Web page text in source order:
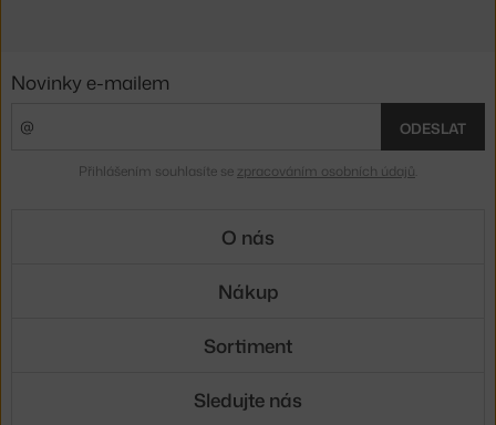
Novinky e-mailem
ODESLAT
Přihlášením souhlasíte se zpracováním osobních údajů
O nás
Nákup
Sortiment
Sledujte nás